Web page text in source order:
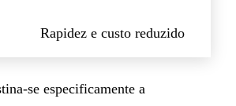
Rapidez e custo reduzido
se especificamente a